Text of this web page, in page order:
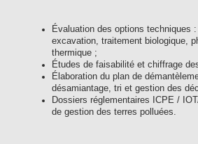
Évaluation des options techniques
excavation, traitement biologique,
thermique ;
Études de faisabilité et chiffrage
Élaboration du plan de
désamiantage, tri et gestion des
Dossiers réglementaires ICPE /
de gestion des terres polluées.